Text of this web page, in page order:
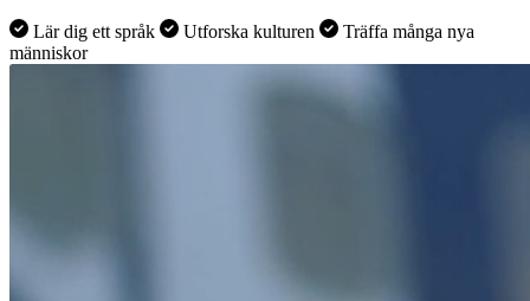
Lär dig ett språk Utforska kulturen
Träffa många nya
människor